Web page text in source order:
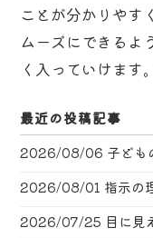
ことが分かりやす
ムーズにできるよ
く入っていけます
最近の投稿記事
2026/08/06 子ども
2026/08/01 指示の
2026/07/25 目に見